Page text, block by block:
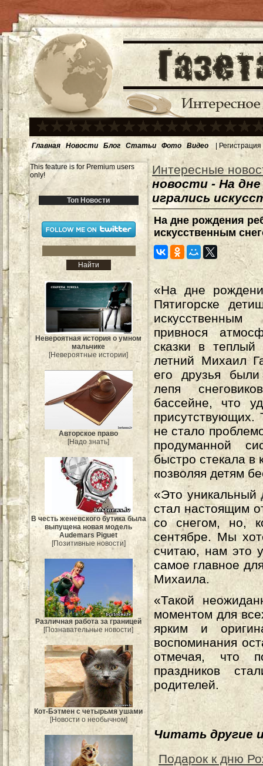
Главная Новости Блог Статьи Фото Видео | Регистрация
This feature is for Premium users
only!
Топ Новости
Невероятная история о умном
мальчике
[Невероятные истории]
Авторское право
[Надо знать]
В честь женевского бутика была
выпущена новая модель
Audemars Piguet
[Позитивные новости]
Различная работа за границей
[Познавательные новости]
Кот-Бэтмен с четырьмя ушами
[Новости о необычном]
Интересные
новости - На
игрались
На дне рождения
искусственным
«На дне
Пятигорске
привнося
сказки в теплый
летний Михаил
его друзья
лепя
бассейне, что
присутствующих.
не стало
продуманной
быстро стекала в
позволяя детям
«Это уникальный
стал настоящим
со снегом, но,
сентябре. Мы
считаю, нам это
самое главное
Михаила.
«Такой
моментом для
ярким и
воспоминания
отмечая, что
праздников
родителей.
Читать другие
Подарок к дню